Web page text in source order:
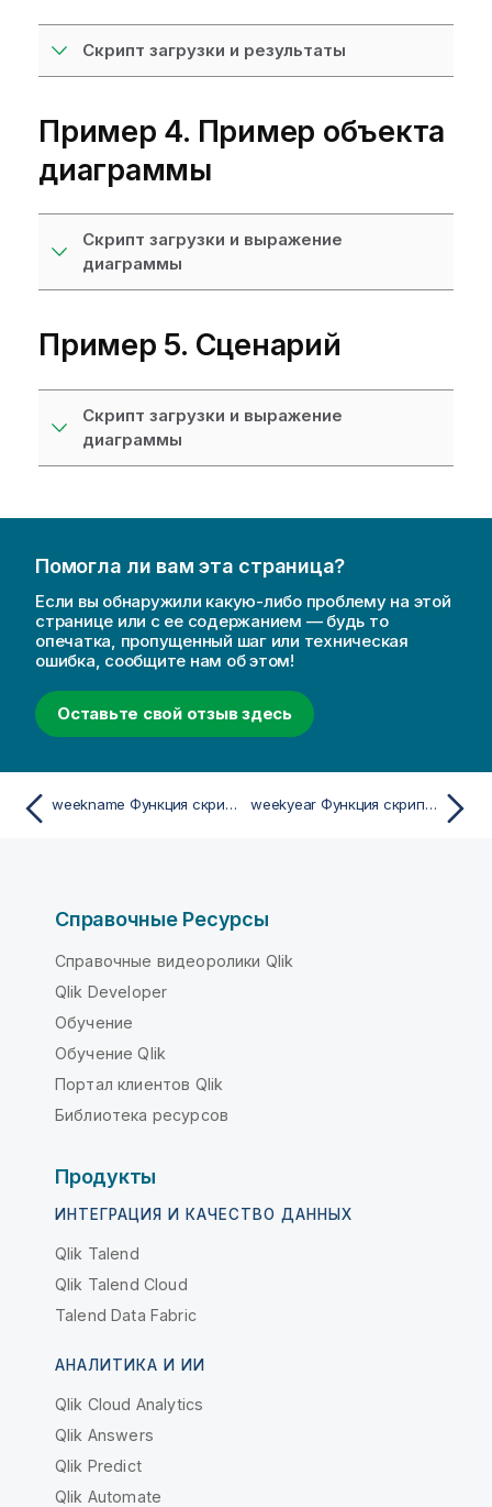
Скрипт загрузки и результаты
Пример 4. Пример объекта
диаграммы
Скрипт загрузки и выражение
диаграммы
Пример 5. Сценарий
Скрипт загрузки и выражение
диаграммы
Помогла ли вам эта страница?
Если вы обнаружили какую-либо проблему на этой
странице или с ее содержанием — будь то
опечатка, пропущенный шаг или техническая
ошибка, сообщите нам об этом!
Оставьте свой отзыв здесь
weekname Функция скрипта и диаграммы weekyear Функция скрипта и диаграммы
Справочные Ресурсы
Справочные видеоролики Qlik
Qlik Developer
Обучение
Обучение Qlik
Портал клиентов Qlik
Библиотека ресурсов
Продукты
ИНТЕГРАЦИЯ И КАЧЕСТВО ДАННЫХ
Qlik Talend
Qlik Talend Cloud
Talend Data Fabric
АНАЛИТИКА И ИИ
Qlik Cloud Analytics
Qlik Answers
Qlik Predict
Qlik Automate